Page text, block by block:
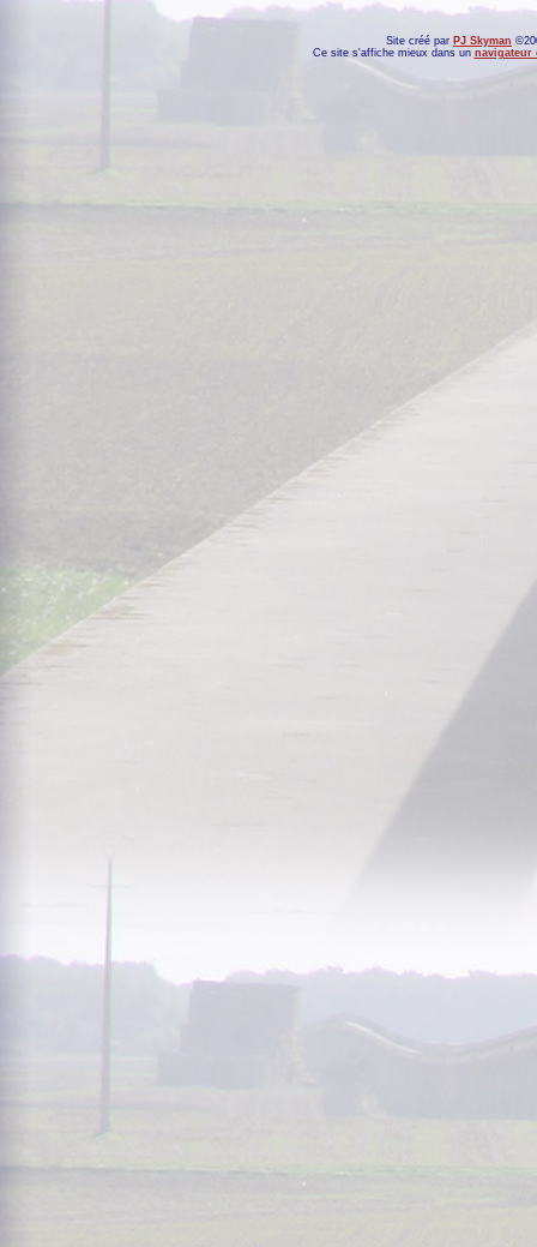
Site créé par PJ Skyman
Ce site s'affiche mieux dans un navigateur